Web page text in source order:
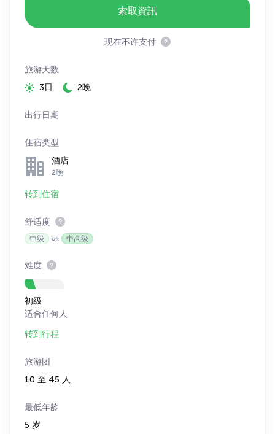
索取資訊
现在不许支付
旅游天数
3日
2晚
出行日期
住宿类型
酒店
2晚
转到住宿
舒适度
中级 中高级
难度
初级
适合任何人
转到行程
旅游团
10 至 45 人
最低年龄
5 岁